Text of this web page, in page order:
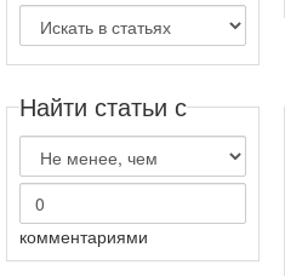
Найти статьи с
комментариями